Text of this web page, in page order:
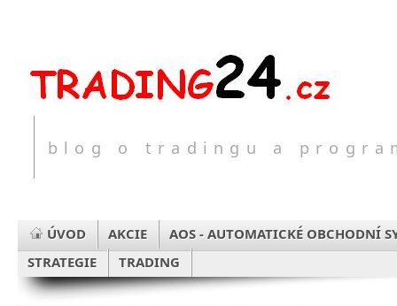
blog o tradingu a
ÚVOD AKCIE
AOS - AUTOMATICKÉ OBCHODNÍ
STRATEGIE
TRADING